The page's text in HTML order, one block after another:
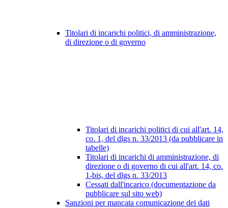
Titolari di incarichi politici, di amministrazione,
di direzione o di governo
Titolari di incarichi politici di cui all'art. 14,
co. 1, del dlgs n. 33/2013 (da pubblicare in
tabelle)
Titolari di incarichi di amministrazione, di
direzione o di governo di cui all'art. 14, co.
1-bis, del dlgs n. 33/2013
Cessati dall'incarico (documentazione da
pubblicare sul sito web)
Sanzioni per mancata comunicazione dei dati